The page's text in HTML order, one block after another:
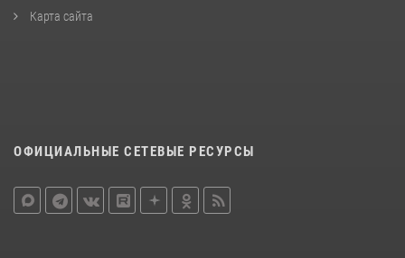
Карта сайта
ОФИЦИАЛЬНЫЕ СЕТЕВЫЕ РЕСУРСЫ